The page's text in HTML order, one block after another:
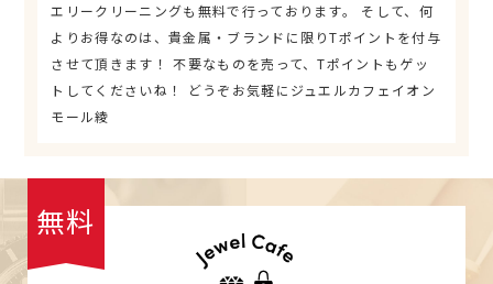
エリークリーニングも無料で行っております。 そして、何
よりお得なのは、貴金属・ブランドに限りTポイントを付与
させて頂きます！ 不要なものを売って、Tポイントもゲッ
トしてくださいね！ どうぞお気軽にジュエルカフェイオン
モール綾
無料